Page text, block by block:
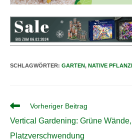
SCHLAGWÖRTER: GARTEN, NATIVE
Weitere
ansehen
Vorheriger Beitrag
Vertical Gardening: Grüne Wände,
Platzverschwendung